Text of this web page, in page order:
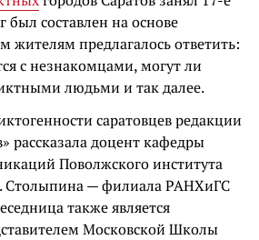
был составлен на основе
жителям предлагалось ответить:
с незнакомцами, могут ли
людьми и так далее.
саратовцев редакции
рассказала доцент кафедры
Поволжского института
Столыпина — филиала РАНХиГС
также является
Московской Школы